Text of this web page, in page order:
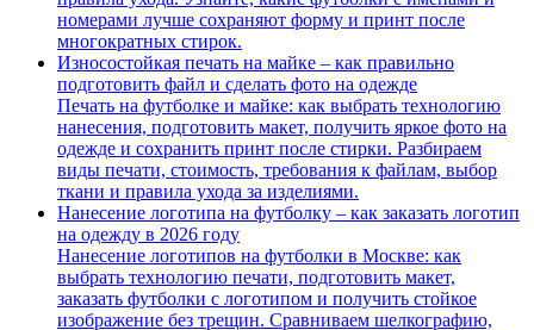
номерами лучше сохраняют форму и принт после
многократных стирок.
Износостойкая печать на майке – как правильно
подготовить файл и сделать фото на одежде
Печать на футболке и майке: как выбрать технологию
нанесения, подготовить макет, получить яркое фото на
одежде и сохранить принт после стирки. Разбираем
виды печати, стоимость, требования к файлам, выбор
ткани и правила ухода за изделиями.
Нанесение логотипа на футболку – как заказать логотип
на одежду в 2026 году
Нанесение логотипов на футболки в Москве: как
выбрать технологию печати, подготовить макет,
заказать футболки с логотипом и получить стойкое
изображение без трещин. Сравниваем шелкографию,